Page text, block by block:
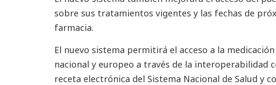
sobre sus tratamientos vigentes y las fechas de
farmacia.
El nuevo sistema permitirá el acceso a la
nacional y europeo a través de la interoperabilidad
receta electrónica del Sistema Nacional de Salud y